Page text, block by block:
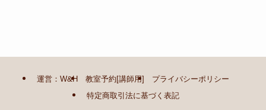
運営：W&H 教室予約[講師用]
プライバシーポリシー
特定商取引法に基づく表記